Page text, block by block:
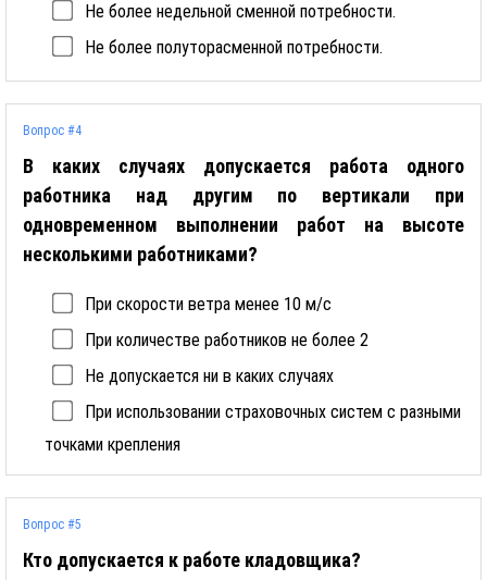
Не более недельной сменной потребности.
Не более полуторасменной потребности.
Вопрос #4
В каких случаях допускается работа одного
работника над другим по вертикали при
одновременном выполнении работ на высоте
несколькими работниками?
При скорости ветра менее 10 м/с
При количестве работников не более 2
Не допускается ни в каких случаях
При использовании страховочных систем с разными
точками крепления
Вопрос #5
Кто допускается к работе кладовщика?